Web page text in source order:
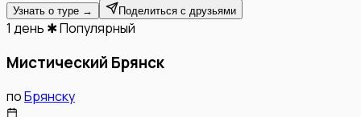
Узнать о туре → Поделиться с друзьями
1 день ✱ Популярный
Мистический Брянск
поБрянску